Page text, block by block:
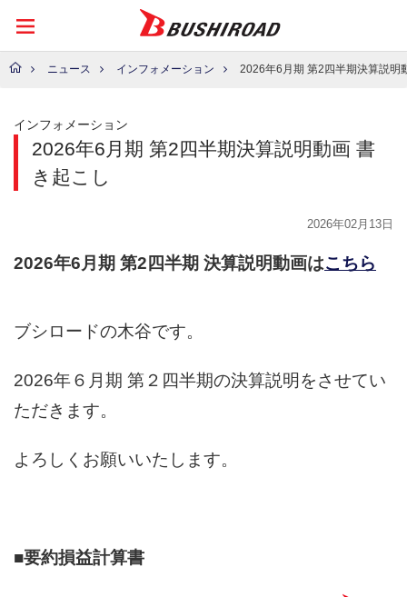
ニュース インフォメーション 2026年6月期 第2四半期決算説明動画 書
インフォメーション
2026年6月期 第2四半期決算説明動画 書
き起こし
2026年02月13日
2026年6月期 第2四半期 決算説明動画はこちら
ブシロードの木谷です。
2026年６月期 第２四半期の決算説明をさせてい
ただきます。
よろしくお願いいたします。
■要約損益計算書